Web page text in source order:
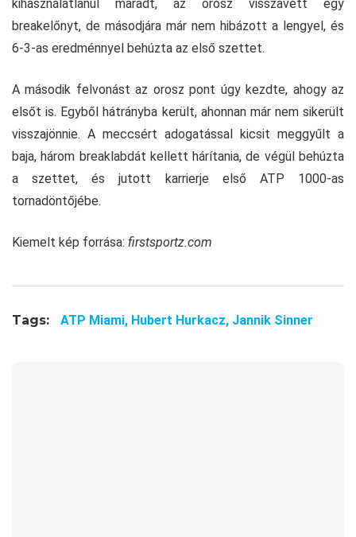
kihasználatlanul maradt, az orosz visszavett egy
breakelőnyt, de másodjára már nem hibázott a lengyel, és
6-3-as eredménnyel behúzta az első szettet.
A második felvonást az orosz pont úgy kezdte, ahogy az
elsőt is. Egyből hátrányba került, ahonnan már nem sikerült
visszajönnie. A meccsért adogatással kicsit meggyűlt a
baja, három breaklabdát kellett hárítania, de végül behúzta
a szettet, és jutott karrierje első ATP 1000-as
tornadöntőjébe.
Kiemelt kép forrása: firstsportz.com
Tags: ATP Miami, Hubert Hurkacz, Jannik Sinner